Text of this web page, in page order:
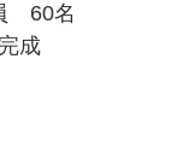
60名
成